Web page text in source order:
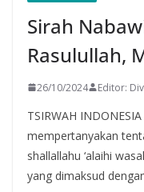
Sirah
Rasulullah,
26/10/2024 Editor:
TSIRWAH
mempertanyakan
shallallahu ‘alaihi
yang dimaksud